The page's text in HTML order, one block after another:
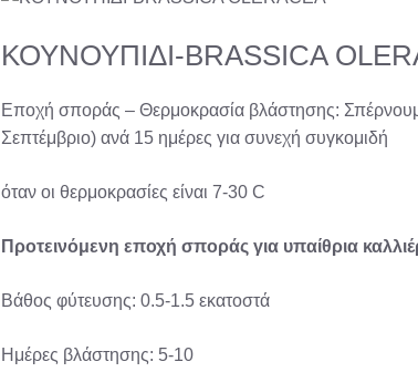
ΚΟΥΝΟΥΠΙΔΙ-BRASSICA
Εποχή σποράς – Θερμοκρασία βλάστησης:
Σεπτέμβριο) ανά 15 ημέρες για συνεχή συγκομιδή
όταν οι θερμοκρασίες είναι 7-30 C
Προτεινόμενη εποχή σποράς για υπαίθρια
Βάθος φύτευσης: 0.5-1.5 εκατοστά
Ημέρες βλάστησης: 5-10